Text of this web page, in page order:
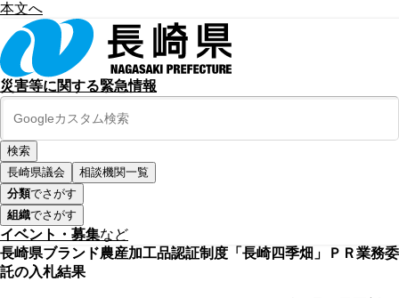
本文へ
災害等に関する緊急情報
長崎県議会
相談機関一覧
分類でさがす
組織でさがす
イベント・募集など
長崎県ブランド農産加工品認証制度「長崎四季畑」ＰＲ業務委
託の入札結果